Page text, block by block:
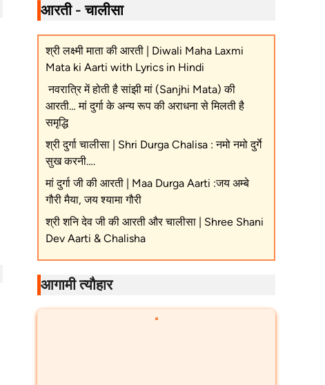
आरती - चालीसा
श्री लक्ष्मी माता की आरती | Diwali Maha Laxmi
Mata ki Aarti with Lyrics in Hindi
नवरात्रि में होती है सांझी मां (Sanjhi Mata) की
आरती… मां दुर्गा के अन्य रूप की अराधना से मिलती है
समृद्धि
श्री दुर्गा चालीसा | Shri Durga Chalisa : नमो नमो दुर्गे
सुख करनी….
मां दुर्गा जी की आरती | Maa Durga Aarti :जय अम्बे
गौरी मैया, जय श्यामा गौरी
श्री शनि देव जी की आरती और चालीसा | Shree Shani
Dev Aarti & Chalisha
आगामी त्यौहार